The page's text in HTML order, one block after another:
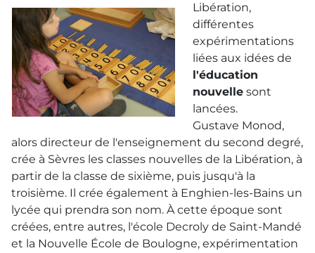
Libération,
différentes
expérimentations
liées aux idées de
l'éducation
nouvelle sont
lancées.
Gustave Monod,
alors directeur de l'enseignement du second degré,
crée à Sèvres les classes nouvelles de la Libération, à
partir de la classe de sixième, puis jusqu'à la
troisième. Il crée également à Enghien-les-Bains un
lycée qui prendra son nom. À cette époque sont
créées, entre autres, l'école Decroly de Saint-Mandé
et la Nouvelle École de Boulogne, expérimentation